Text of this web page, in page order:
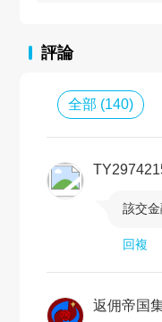
評論
全部 (140)
該交
回複
返佣帝国